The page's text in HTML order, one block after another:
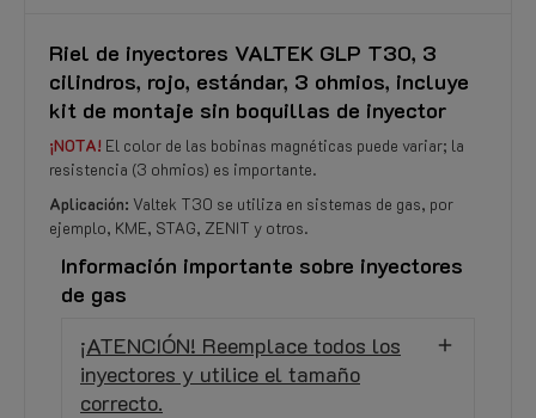
Riel de inyectores VALTEK GLP T30, 3
cilindros, rojo, estándar, 3 ohmios, incluye
kit de montaje sin boquillas de inyector
¡NOTA! El color de las bobinas magnéticas puede variar; la
resistencia (3 ohmios) es importante.
Aplicación: Valtek T30 se utiliza en sistemas de gas, por
ejemplo, KME, STAG, ZENIT y otros.
Información importante sobre inyectores
de gas
¡ATENCIÓN! Reemplace todos los
inyectores y utilice el tamaño
correcto.